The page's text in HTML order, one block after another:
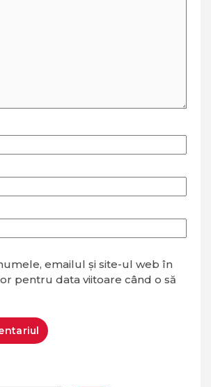
emailul și site-ul web în
pentru data viitoare când o să